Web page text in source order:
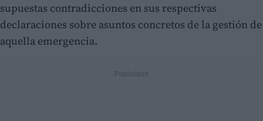
supuestas contradicciones en sus respectivas
declaraciones sobre asuntos concretos de la gestión de
aquella emergencia.